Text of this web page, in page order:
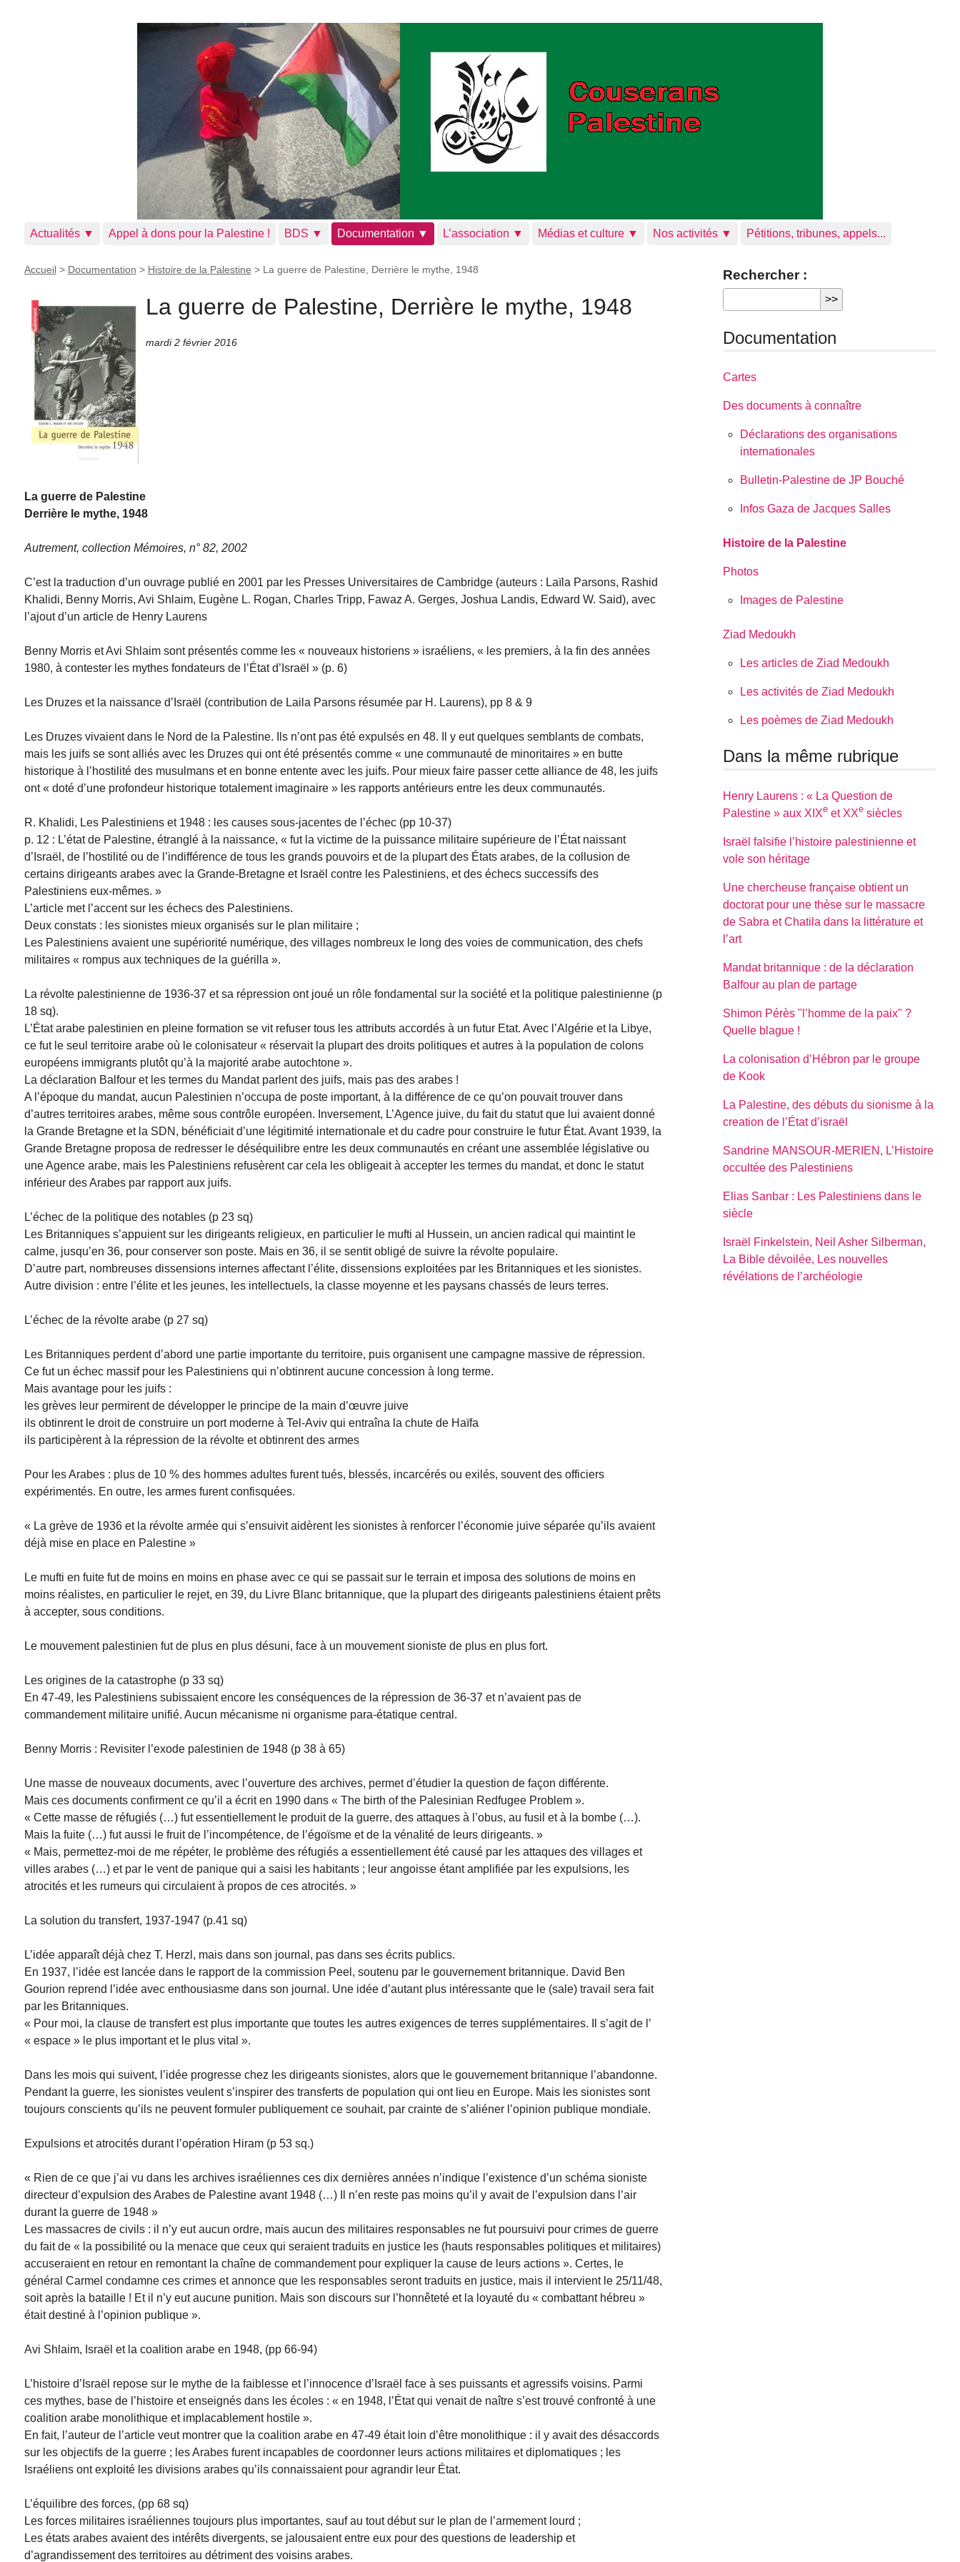
Actualités ▼ Appel à dons pour la Palestine ! BDS ▼ Documentation ▼ L’association ▼ Médias et culture ▼ Nos activités ▼ Pétitions, tribunes, appels...
Accueil> Documentation > Histoire de la Palestine > La guerre de Palestine, Derrière le mythe, 1948
La guerre de Palestine, Derrière le mythe, 1948
mardi 2 février 2016
La guerre de Palestine
Derrière le mythe, 1948
Autrement, collection Mémoires, n° 82, 2002
C’est la traduction d’un ouvrage publié en 2001 par les Presses Universitaires de Cambridge (auteurs : Laïla Parsons, Rashid
Khalidi, Benny Morris, Avi Shlaim, Eugène L. Rogan, Charles Tripp, Fawaz A. Gerges, Joshua Landis, Edward W. Said), avec
l’ajout d’un article de Henry Laurens
Benny Morris et Avi Shlaim sont présentés comme les « nouveaux historiens » israéliens, « les premiers, à la fin des années
1980, à contester les mythes fondateurs de l’État d’Israël » (p. 6)
Les Druzes et la naissance d’Israël (contribution de Laila Parsons résumée par H. Laurens), pp 8 & 9
Les Druzes vivaient dans le Nord de la Palestine. Ils n’ont pas été expulsés en 48. Il y eut quelques semblants de combats,
mais les juifs se sont alliés avec les Druzes qui ont été présentés comme « une communauté de minoritaires » en butte
historique à l’hostilité des musulmans et en bonne entente avec les juifs. Pour mieux faire passer cette alliance de 48, les juifs
ont « doté d’une profondeur historique totalement imaginaire » les rapports antérieurs entre les deux communautés.
R. Khalidi, Les Palestiniens et 1948 : les causes sous-jacentes de l’échec (pp 10-37)
p. 12 : L’état de Palestine, étranglé à la naissance, « fut la victime de la puissance militaire supérieure de l’État naissant
d’Israël, de l’hostilité ou de l’indifférence de tous les grands pouvoirs et de la plupart des États arabes, de la collusion de
certains dirigeants arabes avec la Grande-Bretagne et Israël contre les Palestiniens, et des échecs successifs des
Palestiniens eux-mêmes. »
L’article met l’accent sur les échecs des Palestiniens.
Deux constats : les sionistes mieux organisés sur le plan militaire ;
Les Palestiniens avaient une supériorité numérique, des villages nombreux le long des voies de communication, des chefs
militaires « rompus aux techniques de la guérilla ».
La révolte palestinienne de 1936-37 et sa répression ont joué un rôle fondamental sur la société et la politique palestinienne (p
18 sq).
L’État arabe palestinien en pleine formation se vit refuser tous les attributs accordés à un futur Etat. Avec l’Algérie et la Libye,
ce fut le seul territoire arabe où le colonisateur « réservait la plupart des droits politiques et autres à la population de colons
européens immigrants plutôt qu’à la majorité arabe autochtone ».
La déclaration Balfour et les termes du Mandat parlent des juifs, mais pas des arabes !
A l’époque du mandat, aucun Palestinien n’occupa de poste important, à la différence de ce qu’on pouvait trouver dans
d’autres territoires arabes, même sous contrôle européen. Inversement, L’Agence juive, du fait du statut que lui avaient donné
la Grande Bretagne et la SDN, bénéficiait d’une légitimité internationale et du cadre pour construire le futur État. Avant 1939, la
Grande Bretagne proposa de redresser le déséquilibre entre les deux communautés en créant une assemblée législative ou
une Agence arabe, mais les Palestiniens refusèrent car cela les obligeait à accepter les termes du mandat, et donc le statut
inférieur des Arabes par rapport aux juifs.
L’échec de la politique des notables (p 23 sq)
Les Britanniques s’appuient sur les dirigeants religieux, en particulier le mufti al Hussein, un ancien radical qui maintint le
calme, jusqu’en 36, pour conserver son poste. Mais en 36, il se sentit obligé de suivre la révolte populaire.
D’autre part, nombreuses dissensions internes affectant l’élite, dissensions exploitées par les Britanniques et les sionistes.
Autre division : entre l’élite et les jeunes, les intellectuels, la classe moyenne et les paysans chassés de leurs terres.
L’échec de la révolte arabe (p 27 sq)
Les Britanniques perdent d’abord une partie importante du territoire, puis organisent une campagne massive de répression.
Ce fut un échec massif pour les Palestiniens qui n’obtinrent aucune concession à long terme.
Mais avantage pour les juifs :
les grèves leur permirent de développer le principe de la main d’œuvre juive
ils obtinrent le droit de construire un port moderne à Tel-Aviv qui entraîna la chute de Haïfa
ils participèrent à la répression de la révolte et obtinrent des armes
Pour les Arabes : plus de 10 % des hommes adultes furent tués, blessés, incarcérés ou exilés, souvent des officiers
expérimentés. En outre, les armes furent confisquées.
« La grève de 1936 et la révolte armée qui s’ensuivit aidèrent les sionistes à renforcer l’économie juive séparée qu’ils avaient
déjà mise en place en Palestine »
Le mufti en fuite fut de moins en moins en phase avec ce qui se passait sur le terrain et imposa des solutions de moins en
moins réalistes, en particulier le rejet, en 39, du Livre Blanc britannique, que la plupart des dirigeants palestiniens étaient prêts
à accepter, sous conditions.
Le mouvement palestinien fut de plus en plus désuni, face à un mouvement sioniste de plus en plus fort.
Les origines de la catastrophe (p 33 sq)
En 47-49, les Palestiniens subissaient encore les conséquences de la répression de 36-37 et n’avaient pas de
commandement militaire unifié. Aucun mécanisme ni organisme para-étatique central.
Benny Morris : Revisiter l’exode palestinien de 1948 (p 38 à 65)
Une masse de nouveaux documents, avec l’ouverture des archives, permet d’étudier la question de façon différente.
Mais ces documents confirment ce qu’il a écrit en 1990 dans « The birth of the Palesinian Redfugee Problem ».
« Cette masse de réfugiés (…) fut essentiellement le produit de la guerre, des attaques à l’obus, au fusil et à la bombe (…).
Mais la fuite (…) fut aussi le fruit de l’incompétence, de l’égoïsme et de la vénalité de leurs dirigeants. »
« Mais, permettez-moi de me répéter, le problème des réfugiés a essentiellement été causé par les attaques des villages et
villes arabes (…) et par le vent de panique qui a saisi les habitants ; leur angoisse étant amplifiée par les expulsions, les
atrocités et les rumeurs qui circulaient à propos de ces atrocités. »
La solution du transfert, 1937-1947 (p.41 sq)
L’idée apparaît déjà chez T. Herzl, mais dans son journal, pas dans ses écrits publics.
En 1937, l’idée est lancée dans le rapport de la commission Peel, soutenu par le gouvernement britannique. David Ben
Gourion reprend l’idée avec enthousiasme dans son journal. Une idée d’autant plus intéressante que le (sale) travail sera fait
par les Britanniques.
« Pour moi, la clause de transfert est plus importante que toutes les autres exigences de terres supplémentaires. Il s’agit de l’
« espace » le plus important et le plus vital ».
Dans les mois qui suivent, l’idée progresse chez les dirigeants sionistes, alors que le gouvernement britannique l’abandonne.
Pendant la guerre, les sionistes veulent s’inspirer des transferts de population qui ont lieu en Europe. Mais les sionistes sont
toujours conscients qu’ils ne peuvent formuler publiquement ce souhait, par crainte de s’aliéner l’opinion publique mondiale.
Expulsions et atrocités durant l’opération Hiram (p 53 sq.)
« Rien de ce que j’ai vu dans les archives israéliennes ces dix dernières années n’indique l’existence d’un schéma sioniste
directeur d’expulsion des Arabes de Palestine avant 1948 (…) Il n’en reste pas moins qu’il y avait de l’expulsion dans l’air
durant la guerre de 1948 »
Les massacres de civils : il n’y eut aucun ordre, mais aucun des militaires responsables ne fut poursuivi pour crimes de guerre
du fait de « la possibilité ou la menace que ceux qui seraient traduits en justice les (hauts responsables politiques et militaires)
accuseraient en retour en remontant la chaîne de commandement pour expliquer la cause de leurs actions ». Certes, le
général Carmel condamne ces crimes et annonce que les responsables seront traduits en justice, mais il intervient le 25/11/48,
soit après la bataille ! Et il n’y eut aucune punition. Mais son discours sur l’honnêteté et la loyauté du « combattant hébreu »
était destiné à l’opinion publique ».
Avi Shlaim, Israël et la coalition arabe en 1948, (pp 66-94)
L’histoire d’Israël repose sur le mythe de la faiblesse et l’innocence d’Israël face à ses puissants et agressifs voisins. Parmi
ces mythes, base de l’histoire et enseignés dans les écoles : « en 1948, l’État qui venait de naître s’est trouvé confronté à une
coalition arabe monolithique et implacablement hostile ».
En fait, l’auteur de l’article veut montrer que la coalition arabe en 47-49 était loin d’être monolithique : il y avait des désaccords
sur les objectifs de la guerre ; les Arabes furent incapables de coordonner leurs actions militaires et diplomatiques ; les
Israéliens ont exploité les divisions arabes qu’ils connaissaient pour agrandir leur État.
L’équilibre des forces, (pp 68 sq)
Les forces militaires israéliennes toujours plus importantes, sauf au tout début sur le plan de l’armement lourd ;
Les états arabes avaient des intérêts divergents, se jalousaient entre eux pour des questions de leadership et
d’agrandissement des territoires au détriment des voisins arabes.
Rechercher :
Documentation
Cartes
Des documents à connaître
Déclarations des organisations
internationales
Bulletin-Palestine de JP Bouché
Infos Gaza de Jacques Salles
Histoire de la Palestine
Photos
Images de Palestine
Ziad Medoukh
Les articles de Ziad Medoukh
Les activités de Ziad Medoukh
Les poèmes de Ziad Medoukh
Dans la même rubrique
Henry Laurens : « La Question de
Palestine » aux XIXe et XXe siècles
Israël falsifie l’histoire palestinienne et
vole son héritage
Une chercheuse française obtient un
doctorat pour une thèse sur le massacre
de Sabra et Chatila dans la littérature et
l’art
Mandat britannique : de la déclaration
Balfour au plan de partage
Shimon Pérès "l’homme de la paix" ?
Quelle blague !
La colonisation d’Hébron par le groupe
de Kook
La Palestine, des débuts du sionisme à la
creation de l’État d’israël
Sandrine MANSOUR-MERIEN, L’Histoire
occultée des Palestiniens
Elias Sanbar : Les Palestiniens dans le
siècle
Israël Finkelstein, Neil Asher Silberman,
La Bible dévoilée, Les nouvelles
révélations de l’archéologie